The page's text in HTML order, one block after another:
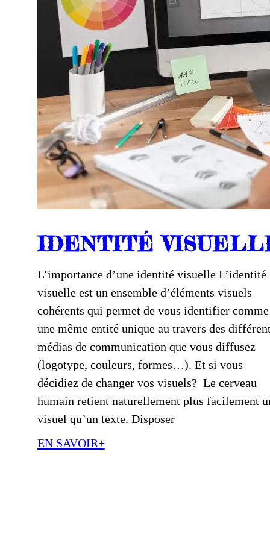
IDENTITÉ
L’importance d’une identité visuelle L’identité
visuelle est un ensemble d’éléments visuels
cohérents qui permet de vous identifier comme
une même entité unique au travers des
médias de communication que vous diffusez
(logotype, couleurs, formes…). Et si vous
décidiez de changer vos visuels? Le cerveau
humain retient naturellement plus facilement
visuel qu’un texte. Disposer
EN SAVOIR+